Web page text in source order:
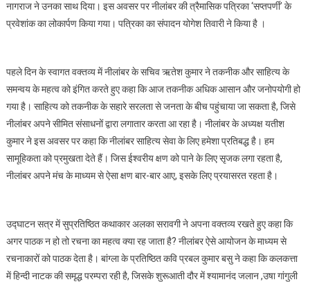
नागराज ने उनका साथ दिया। इस अवसर पर नीलांबर की त्रैमासिक पत्रिका ‘सप्तपर्णी’ के
प्रवेशांक का लोकार्पण किया गया। पत्रिका का संपादन योगेश तिवारी ने किया है ।
पहले दिन के स्वागत वक्तव्य में नीलांबर के सचिव ऋतेश कुमार ने तकनीक और साहित्य के
समन्वय के महत्व को इंगित करते हुए कहा कि आज तकनीक अधिक आसान और जनोपयोगी हो
गया है। साहित्य को तकनीक के सहारे सरलता से जनता के बीच पहुंचाया जा सकता है, जिसे
नीलांबर अपने सीमित संसाधनों द्वारा लगातार करता आ रहा है। नीलांबर के अध्यक्ष यतीश
कुमार ने इस अवसर पर कहा कि नीलांबर साहित्य सेवा के लिए हमेशा प्रतिबद्ध है। हम
सामूहिकता को प्रमुखता देते हैं। जिस ईश्वरीय क्षण को पाने के लिए सृजक लगा रहता है,
नीलांबर अपने मंच के माध्यम से ऐसा क्षण बार-बार आए, इसके लिए प्रयासरत रहता है।
उद्घाटन सत्र में सुप्रतिष्ठित कथाकार अलका सरावगी ने अपना वक्तव्य रखते हुए कहा कि
अगर पाठक न हो तो रचना का महत्व क्या रह जाता है? नीलांबर ऐसे आयोजन के माध्यम से
रचनाकारों को पाठक देता है। बांग्ला के प्रतिष्ठित कवि प्रबल कुमार बसु ने कहा कि कलकत्ता
में हिन्दी नाटक की समृद्ध परम्परा रही है, जिसके शुरूआती दौर में श्यामानंद जलान ,उषा गांगुली